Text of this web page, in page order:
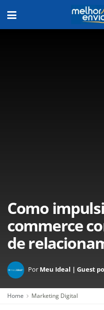
Como
commerce
de
Por Meu Ideal | Guest
Home Marketing Digital